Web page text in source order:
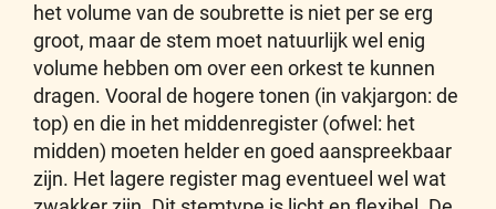
het volume van de soubrette is niet per se erg
groot, maar de stem moet natuurlijk wel enig
volume hebben om over een orkest te kunnen
dragen. Vooral de hogere tonen (in vakjargon: de
top) en die in het middenregister (ofwel: het
midden) moeten helder en goed aanspreekbaar
zijn. Het lagere register mag eventueel wel wat